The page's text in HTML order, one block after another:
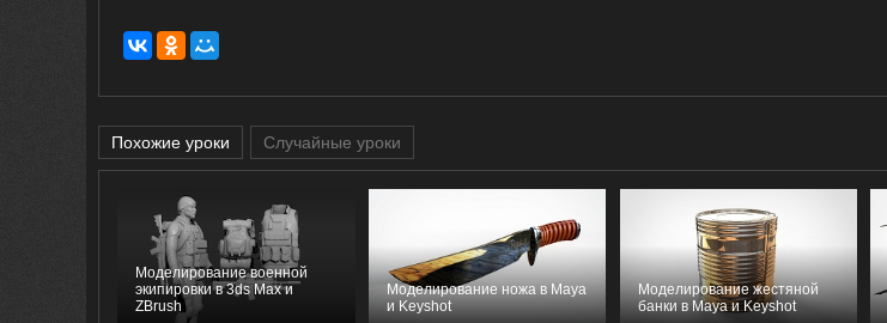
Похожие уроки Случайные уроки
Моделирование военной
экипировки в 3ds Max и
ZBrush
Моделирование ножа в Maya
и Keyshot
Моделирование жестяной
банки в Maya и Keyshot